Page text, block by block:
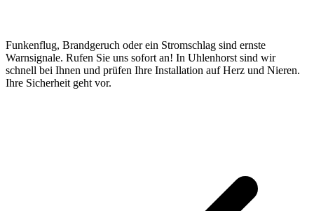
Funkenflug, Brandgeruch oder ein Stromschlag sind ernste
Warnsignale. Rufen Sie uns sofort an! In Uhlenhorst sind wir
schnell bei Ihnen und prüfen Ihre Installation auf Herz und Nieren.
Ihre Sicherheit geht vor.